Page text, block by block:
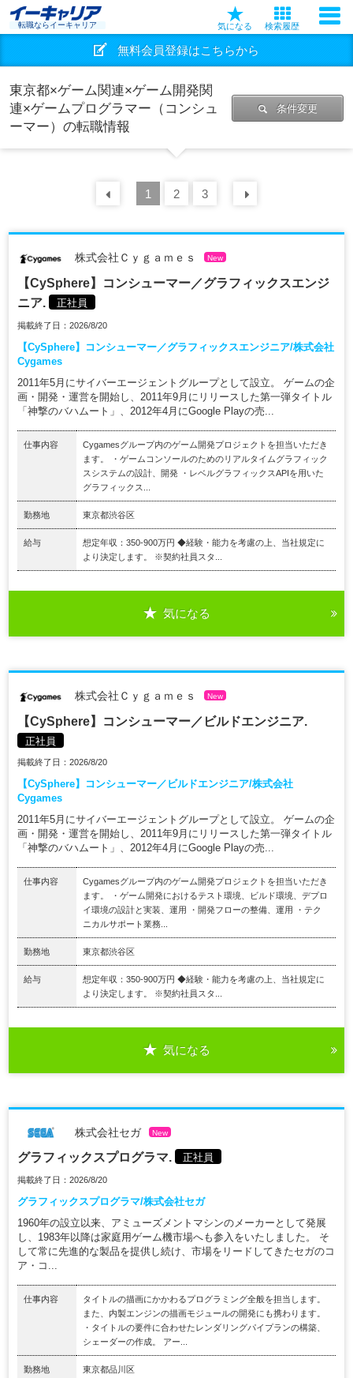
転職ならイーキャリア 気になる 検索履歴
無料会員登録はこちらから
東京都×ゲーム関連×ゲーム開発関
連×ゲームプログラマー（コンシュ
ーマー）の転職情報
条件変更
前の 30
1 2 3
株式会社Ｃｙｇａｍｅｓ New
【CySphere】コンシューマー／グラフィックスエンジ
ニア.
正社員
掲載終了日：2026/8/20
【CySphere】コンシューマー／グラフィックスエンジニア/株式会社
Cygames
2011年5月にサイバーエージェントグループとして設立。 ゲームの企
画・開発・運営を開始し、2011年9月にリリースした第一弾タイトル
「神撃のバハムート」、2012年4月にGoogle Playの売...
仕事内容
Cygamesグループ内のゲーム開発プロジェクトを担当いただき
ます。 ・ゲームコンソールのためのリアルタイムグラフィック
スシステムの設計、開発 ・レベルグラフィックスAPIを用いた
グラフィックス...
勤務地 東京都渋谷区
給与
想定年収：350-900万円 ◆経験・能力を考慮の上、当社規定に
より決定します。 ※契約社員スタ...
気になる
株式会社Ｃｙｇａｍｅｓ New
【CySphere】コンシューマー／ビルドエンジニア.
正社員
掲載終了日：2026/8/20
【CySphere】コンシューマー／ビルドエンジニア/株式会社
Cygames
2011年5月にサイバーエージェントグループとして設立。 ゲームの企
画・開発・運営を開始し、2011年9月にリリースした第一弾タイトル
「神撃のバハムート」、2012年4月にGoogle Playの売...
仕事内容
Cygamesグループ内のゲーム開発プロジェクトを担当いただき
ます。 ・ゲーム開発におけるテスト環境、ビルド環境、デプロ
イ環境の設計と実装、運用 ・開発フローの整備、運用 ・テク
ニカルサポート業務...
勤務地 東京都渋谷区
給与
想定年収：350-900万円 ◆経験・能力を考慮の上、当社規定に
より決定します。 ※契約社員スタ...
気になる
株式会社セガ New
グラフィックスプログラマ. 正社員
掲載終了日：2026/8/20
グラフィックスプログラマ/株式会社セガ
1960年の設立以来、アミューズメントマシンのメーカーとして発展
し、1983年以降は家庭用ゲーム機市場へも参入をいたしました。 そ
して常に先進的な製品を提供し続け、市場をリードしてきたセガのコ
ア・コ...
仕事内容
タイトルの描画にかかわるプログラミング全般を担当します。
また、内製エンジンの描画モジュールの開発にも携わります。
・タイトルの要件に合わせたレンダリングパイプランの構築、
シェーダーの作成。 アー...
勤務地 東京都品川区